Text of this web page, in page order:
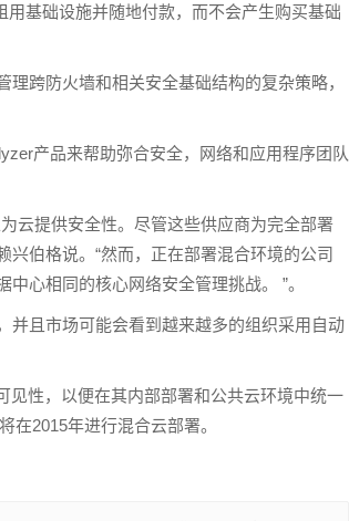
用基础设施并随地付款，而不会产生购买基础
跨防火墙和相关安全基础结构的复杂策略，
产品来帮助弥合安全，网络和应用程序团队
云提供安全性。尽管这些供应商为完全部署
伯格说。“然而，正在部署混合环境的公司
心相同的核心网络安全管理挑战。 ”。
并且市场可能会看到越来越多的组织采用自动
见性，以便在其内部部署和公共云环境中统一
在2015年进行混合云部署。